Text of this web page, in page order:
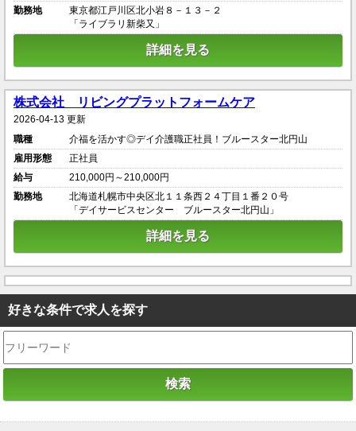
勤務地
東京都江戸川区北小岩８－１３－２
「ライブラリ新柴又」
詳細を見る
株式会社 リビングプラットフォームケア
2026-04-13 更新
職種
介福を活かす◎デイ介護職正社員！ブルースター北円山
雇用形態
正社員
給与
210,000円～210,000円
勤務地
北海道札幌市中央区北１１条西２４丁目１番２０号
「デイサービスセンター ブルースター北円山」
詳細を見る
好きな条件で求人を探す